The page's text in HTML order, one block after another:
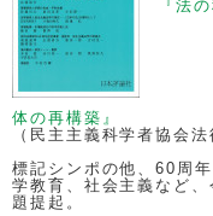
『法
体の再構築』
（民主主義科学者協会法
標記シンポの他、60周
学教育、社会主義など
題提起。